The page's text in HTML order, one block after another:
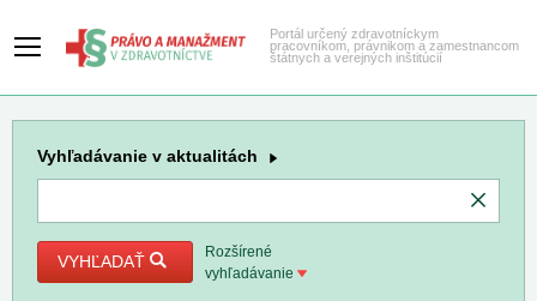
Portál určený zdravotníckym
pracovníkom, právnikom a zamestnancom
štátnych a verejných inštitúcií
Vyhľadávanie v aktualitách
VYHĽADAŤ
Rozšírené
vyhľadávanie